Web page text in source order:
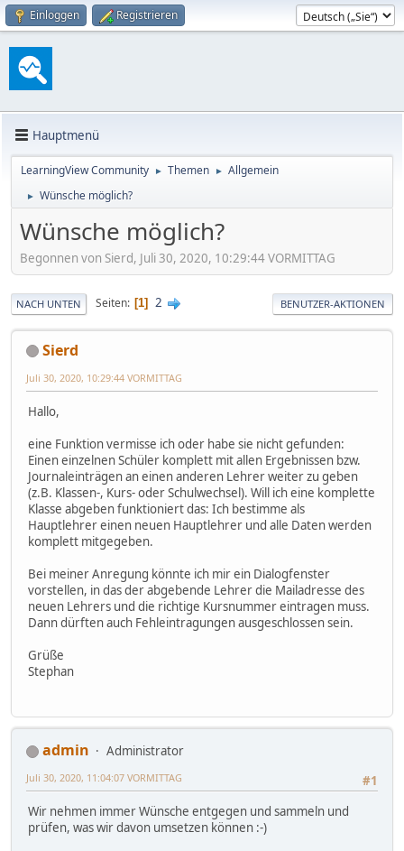
Einloggen Registrieren
Hauptmenü
LearningView Community ► Themen ► Allgemein
► Wünsche möglich?
Wünsche möglich?
Begonnen von Sierd, Juli 30, 2020, 10:29:44 VORMITTAG
NACH UNTEN Seiten 1 2 BENUTZER-AKTIONEN
Sierd
Juli 30, 2020, 10:29:44 VORMITTAG
Hallo,
eine Funktion vermisse ich oder habe sie nicht gefunden:
Einen einzelnen Schüler komplett mit allen Ergebnissen bzw.
Journaleinträgen an einen anderen Lehrer weiter zu geben
(z.B. Klassen-, Kurs- oder Schulwechsel). Will ich eine komplette
Klasse abgeben funktioniert das: Ich bestimme als
Hauptlehrer einen neuen Hauptlehrer und alle Daten werden
komplett mitgegeben.
Bei meiner Anregung könnte ich mir ein Dialogfenster
vorstellen, in das der abgebende Lehrer die Mailadresse des
neuen Lehrers und die richtige Kursnummer eintragen muss.
Dann dürften auch Fehleintragungen ausgeschlossen sein.
Grüße
Stephan
admin
Administrator
#1
Juli 30, 2020, 11:04:07 VORMITTAG
Wir nehmen immer Wünsche entgegen und sammeln und
prüfen, was wir davon umsetzen können :-)